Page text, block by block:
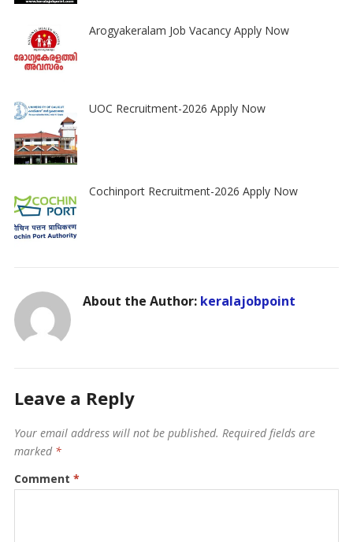
Arogyakeralam Job Vacancy Apply Now
UOC Recruitment-2026 Apply Now
Cochinport Recruitment-2026 Apply Now
About the Author: keralajobpoint
Leave a Reply
Your email address will not be published. Required fields are
marked *
Comment *